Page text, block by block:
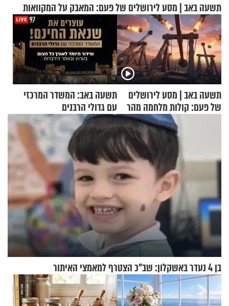
תשעה באב | מסע לירושלים של פעם: המאבק על המקוואות
תשעה באב | מסע לירושלים
של פעם: קולות מלחמה מהר
תשעה באב: המשדר המרכזי
עם גדולי הרבנים
בן 4 נעדר באשקלון: שב"כ הצטרף למאמצי האיתור